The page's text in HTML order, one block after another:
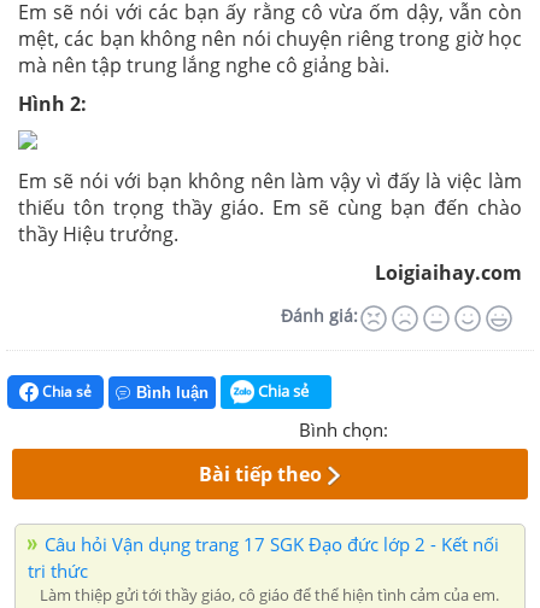
Em sẽ nói với các bạn ấy rằng cô vừa ốm dậy, vẫn còn
mệt, các bạn không nên nói chuyện riêng trong giờ học
mà nên tập trung lắng nghe cô giảng bài.
Hình 2:
Em sẽ nói với bạn không nên làm vậy vì đấy là việc làm
thiếu tôn trọng thầy giáo. Em sẽ cùng bạn đến chào
thầy Hiệu trưởng.
Loigiaihay.com
Đánh giá:
Chia sẻ Bình luận Chia sẻ
Bình chọn:
Bài tiếp theo
Câu hỏi Vận dụng trang 17 SGK Đạo đức lớp 2 - Kết nối
tri thức
Làm thiệp gửi tới thầy giáo, cô giáo để thể hiện tình cảm của em.